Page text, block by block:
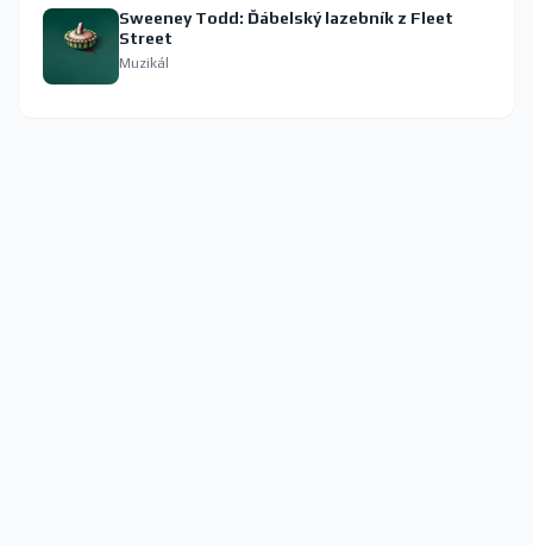
Sweeney Todd: Ďábelský lazebník z Fleet
Street
Muzikál